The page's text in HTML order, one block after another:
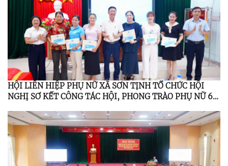
HỘI LIÊN HIỆP PHỤ NỮ XÃ SƠN TỊNH TỔ CHỨC HỘI
NGHỊ SƠ KẾT CÔNG TÁC HỘI, PHONG TRÀO PHỤ NỮ 6
ĐOẠN 2021 – 2026